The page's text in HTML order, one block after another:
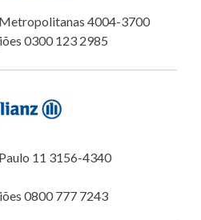
4004-3700
0300 123 2985
11 3156-4340
0800 777 7243